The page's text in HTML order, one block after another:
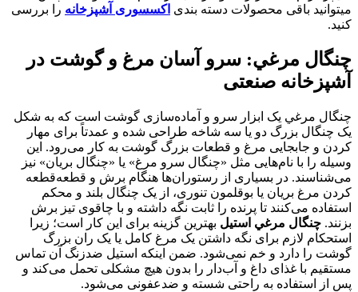
میتوانید باقی محصولات دسته بندی اکسسوری آشپزخانه را بررسی
کنید.
چنگال مرغي: سرو آسان مرغ و گوشت در
آشپزخانه صنعتی
چنگال مرغي یک ابزار سرو و آماده‌سازی گوشت است که به شکل
یک چنگال بزرگ دو یا سه شاخه طراحی شده و عمدتاً برای مهار
کردن و جابجایی مرغ و قطعات بزرگ گوشت به کار می‌رود. این
وسیله را با نام‌هایی مثل «چنگال سرو مرغ» یا «چنگال بریان» نیز
می‌شناسند. در بسیاری از رستوران‌ها هنگام برش و قطعه‌قطعه
کردن مرغ بریان یا بوقلمون تنوری، از یک چنگال بلند و محکم
استفاده می‌کنند تا پرنده را ثابت نگه داشته و با چاقوی تیز برش
بزنند. چنگال مرغي استیل بهترین گزینه برای این کار است؛ زیرا
استحکام لازم برای نگه داشتن یک مرغ کامل یا یک ران بزرگ
گوشت را دارد و خم نمی‌شود. ضمن اینکه استیل ضدزنگ آن تماس
مستقیم با غذای داغ و آب‌دار را بدون هیچ مشکلی تحمل می‌کند و
پس از استفاده به راحتی شسته و ضدعفونی می‌شود.